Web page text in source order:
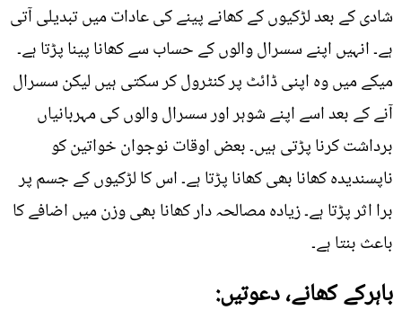
شادی کے بعد لڑکیوں کے کھانے پینے کی عادات میں تبدیلی آتی
ہے۔ انہیں اپنے سسرال والوں کے حساب سے کھانا پینا پڑتا ہے۔
میکے میں وہ اپنی ڈائٹ پر کنٹرول کر سکتی ہیں لیکن سسرال
آنے کے بعد اسے اپنے شوہر اور سسرال والوں کی مہربانیاں
برداشت کرنا پڑتی ہیں۔ بعض اوقات نوجوان خواتین کو
ناپسندیدہ کھانا بھی کھانا پڑتا ہے۔ اس کا لڑکیوں کے جسم پر
برا اثر پڑتا ہے۔ زیادہ مصالحہ دار کھانا بھی وزن میں اضافے کا
باعث بنتا ہے۔
باہرکے کھانے، دعوتیں: